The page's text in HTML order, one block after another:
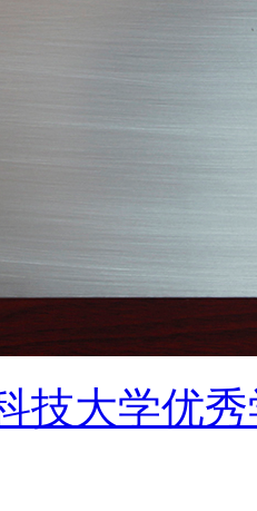
技大学优